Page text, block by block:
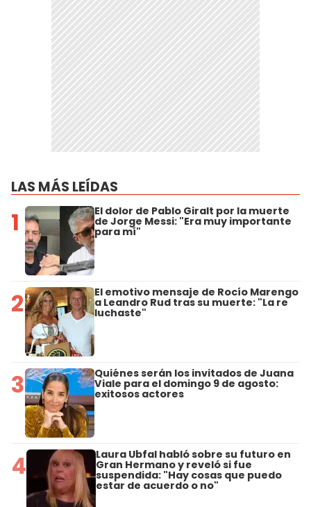
LAS MÁS LEÍDAS
1 El dolor de Pablo Giralt por la muerte
de Jorge Messi: "Era muy importante
para mí"
2 El emotivo mensaje de Rocío Marengo
a Leandro Rud tras su muerte: "La re
luchaste"
3 Quiénes serán los invitados de Juana
Viale para el domingo 9 de agosto:
exitosos actores
4 Laura Ubfal habló sobre su futuro en
Gran Hermano y reveló si fue
suspendida: "Hay cosas que puedo
estar de acuerdo o no"